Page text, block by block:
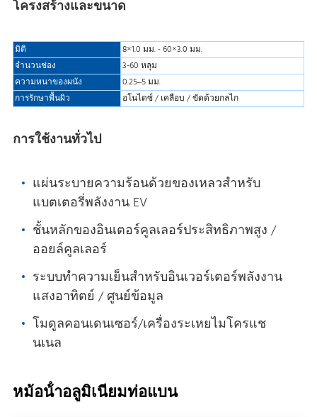
โครงสร้างและขนาด
มิติ
8×1.0 มม. - 60×3.0 มม.
จํานวนช่อง
3-60 หลุม
ความหนาของผนัง
0.25–5 มม.
การรักษาพื้นผิว
อโนไดซ์ / เคลือบ / ขัดด้วยกลไก
การใช้งานทั่วไป
แผ่นระบายความร้อนด้วยของเหลวสําหรับ
แบตเตอรี่พลังงาน EV
ชั้นหลักของอินเตอร์คูลเลอร์ประสิทธิภาพสูง /
ออยล์คูลเลอร์
ระบบทําความเย็นสําหรับอินเวอร์เตอร์พลังงาน
แสงอาทิตย์ / ศูนย์ข้อมูล
โมดูลคอนเดนเซอร์/เครื่องระเหยไมโครแช
นเนล
หม้อน้ําอลูมิเนียมท่อแบน